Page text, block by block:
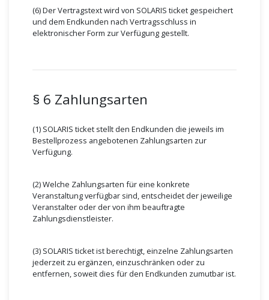
(6) Der Vertragstext wird von SOLARIS ticket gespeichert
und dem Endkunden nach Vertragsschluss in
elektronischer Form zur Verfügung gestellt.
§ 6 Zahlungsarten
(1) SOLARIS ticket stellt den Endkunden die jeweils im
Bestellprozess angebotenen Zahlungsarten zur
Verfügung.
(2) Welche Zahlungsarten für eine konkrete
Veranstaltung verfügbar sind, entscheidet der jeweilige
Veranstalter oder der von ihm beauftragte
Zahlungsdienstleister.
(3) SOLARIS ticket ist berechtigt, einzelne Zahlungsarten
jederzeit zu ergänzen, einzuschränken oder zu
entfernen, soweit dies für den Endkunden zumutbar ist.